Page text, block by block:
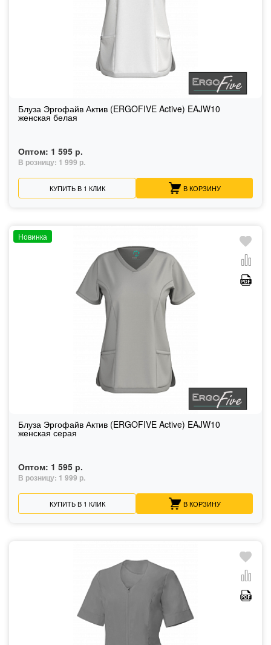
Блуза Эргофайв Актив (ERGOFIVE Active) EAJW10
женская белая
Оптом: 1 595 р.
В розницу: 1 999 р.
КУПИТЬ В 1 КЛИК В КОРЗИНУ
Новинка
Блуза Эргофайв Актив (ERGOFIVE Active) EAJW10
женская серая
Оптом: 1 595 р.
В розницу: 1 999 р.
КУПИТЬ В 1 КЛИК В КОРЗИНУ